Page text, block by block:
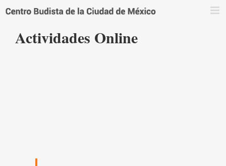
Actividades Online